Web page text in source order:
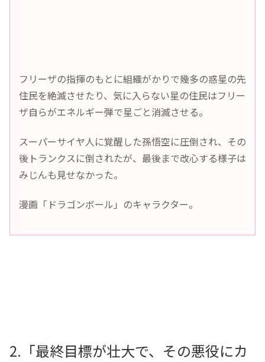
フリーザの指揮のもとに組織がかりで幾多の惑星の先
住民を絶滅させたり、気に入らない星の住民はフリー
ザ自らがエネルギー弾で星ごと消滅させる。
スーパーサイヤ人に覚醒した孫悟空に圧倒され、その
後トランクスに倒されたが、最後まで改心する様子は
みじんも見せなかった。
漫画「ドラゴンボール」のキャラクター。
2.「最終目標が壮大で、その悪役にカ